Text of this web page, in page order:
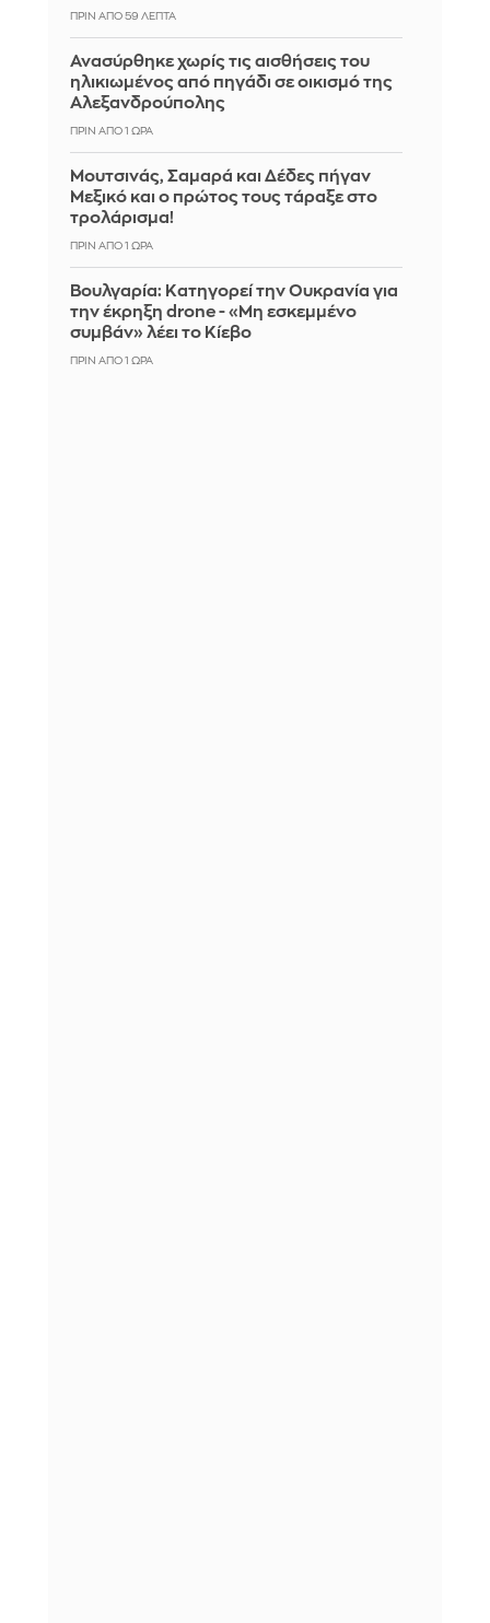
ΠΡΙΝ ΑΠΌ 59 ΛΕΠΤΆ
Ανασύρθηκε χωρίς τις αισθήσεις του
ηλικιωμένος από πηγάδι σε οικισμό της
Αλεξανδρούπολης
ΠΡΙΝ ΑΠΌ 1 ΏΡΑ
Μουτσινάς, Σαμαρά και Δέδες πήγαν
Μεξικό και ο πρώτος τους τάραξε στο
τρολάρισμα!
ΠΡΙΝ ΑΠΌ 1 ΏΡΑ
Βουλγαρία: Κατηγορεί την Ουκρανία για
την έκρηξη drone - «Μη εσκεμμένο
συμβάν» λέει το Κίεβο
ΠΡΙΝ ΑΠΌ 1 ΏΡΑ